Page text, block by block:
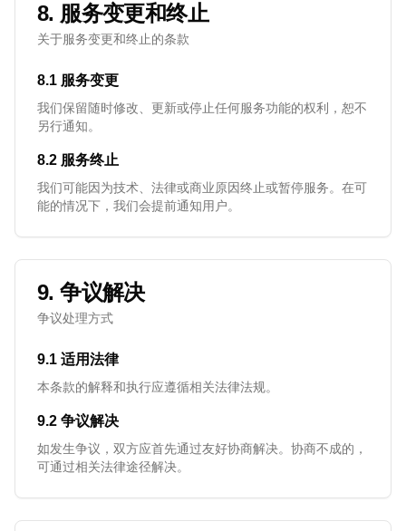
8. 服务变更和终止
关于服务变更和终止的条款
8.1 服务变更
我们保留随时修改、更新或停止任何服务功能的权利，恕不
另行通知。
8.2 服务终止
我们可能因为技术、法律或商业原因终止或暂停服务。在可
能的情况下，我们会提前通知用户。
9. 争议解决
争议处理方式
9.1 适用法律
本条款的解释和执行应遵循相关法律法规。
9.2 争议解决
如发生争议，双方应首先通过友好协商解决。协商不成的，
可通过相关法律途径解决。